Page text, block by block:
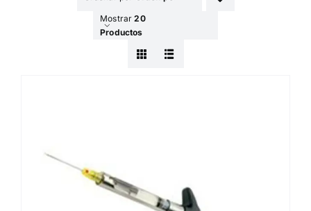
Mostrar20
Productos